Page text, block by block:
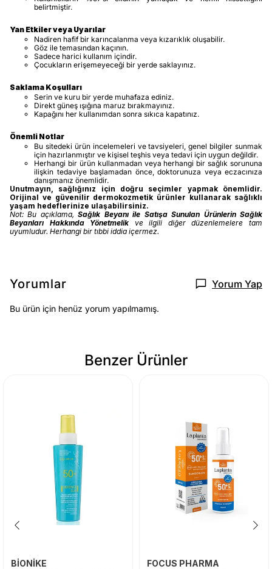
belirtmiştir.
Yan Etkiler veya Uyarılar
Nadiren hafif bir karıncalanma veya kızarıklık oluşabilir.
Göz ile temasından kaçının.
Sadece harici kullanım içindir.
Çocukların erişemeyeceği bir yerde saklayınız.
Saklama Koşulları
Serin ve kuru bir yerde muhafaza ediniz.
Direkt güneş ışığına maruz bırakmayınız.
Kapağını her kullanımdan sonra sıkıca kapatınız.
Önemli Notlar
Bu sitedeki ürün incelemeleri ve tavsiyeleri, genel bilgiler sunmak
için hazırlanmıştır ve kişisel teşhis veya tedavi için uygun değildir.
Herhangi bir ürün kullanmadan veya herhangi bir sağlık sorununa
ilişkin tedaviye başlamadan önce, doktorunuza veya eczacınıza
danışmanız önemlidir.
Unutmayın, sağlığınız için doğru seçimler yapmak önemlidir.
Orijinal ve güvenilir dermokozmetik ürünler kullanarak sağlıklı
yaşam hedeflerinize ulaşabilirsiniz.
Not: Bu açıklama,Sağlık Beyanı ile Satışa Sunulan Ürünlerin Sağlık
Beyanları Hakkında Yönetmelik ve ilgili diğer düzenlemelere tam
uyumludur. Herhangi bir tıbbi iddia içermez.
Yorumlar Yorum Yap
Bu ürün için henüz yorum yapılmamış.
Benzer Ürünler
BİONİKE FOCUS PHARMA